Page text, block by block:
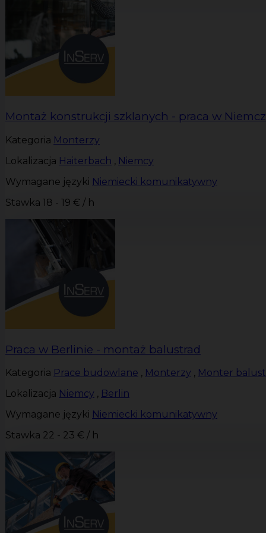
Montaż konstrukcji szklanych - praca w
Kategoria Monterzy
Lokalizacja Haiterbach , Niemcy
Wymagane języki Niemiecki komunikatywny
Stawka 18 - 19 € / h
Praca w Berlinie - montaż balustrad
Kategoria Prace budowlane , Monterzy , Monter
Lokalizacja Niemcy , Berlin
Wymagane języki Niemiecki komunikatywny
Stawka 22 - 23 € / h